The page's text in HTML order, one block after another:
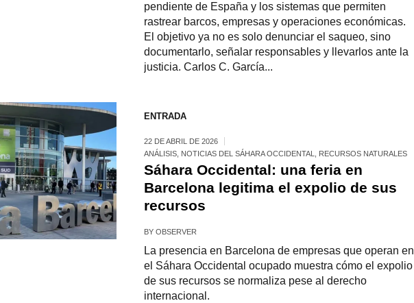
pendiente de España y los sistemas que permiten
rastrear barcos, empresas y operaciones económicas.
El objetivo ya no es solo denunciar el saqueo, sino
documentarlo, señalar responsables y llevarlos ante la
justicia. Carlos C. García...
ENTRADA
22 DE ABRIL DE 2026
ANÁLISIS, NOTICIAS DEL SÁHARA OCCIDENTAL RECURSOS NATURALES
Sáhara Occidental: una feria en
Barcelona legitima el expolio de sus
recursos
BY OBSERVER
La presencia en Barcelona de empresas que operan en
el Sáhara Occidental ocupado muestra cómo el expolio
de sus recursos se normaliza pese al derecho
internacional.